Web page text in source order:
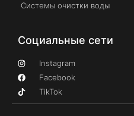
Системы очистки воды
Социальные сети
Instagram
Facebook
TikTok